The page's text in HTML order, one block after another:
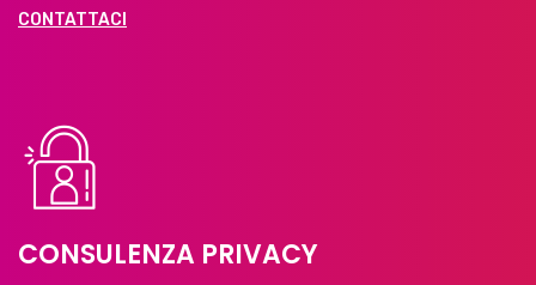
CONTATTACI
CONSULENZA PRIVACY